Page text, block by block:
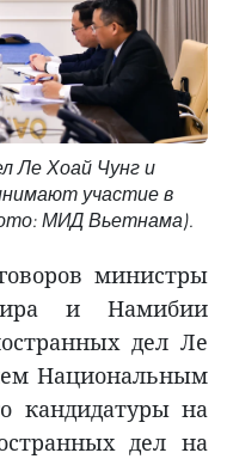
Ле Хоай Чунг и
участие в
МИД Вьетнама).
министры
и Намибии
дел Ле
Национальным
кандидатуры на
дел на